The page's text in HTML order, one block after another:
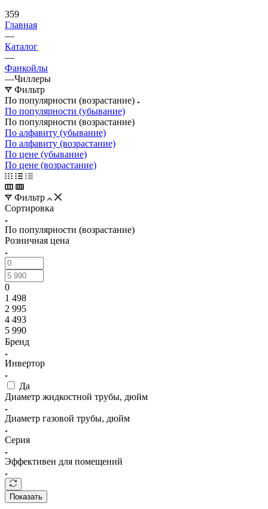
359
Главная
—
Каталог
—
Фанкойлы
—Чиллеры
Фильтр
По популярности (возрастание)
По популярности (убывание)
По популярности (возрастание)
По алфавиту (убывание)
По алфавиту (возрастание)
По цене (убывание)
По цене (возрастание)
Фильтр
Сортировка
По популярности (возрастание)
Розничная цена
0
1 498
2 995
4 493
5 990
Бренд
Инвертор
Да
Диаметр жидкостной трубы, дюйм
Диаметр газовой трубы, дюйм
Серия
Эффективен для помещений
Показать